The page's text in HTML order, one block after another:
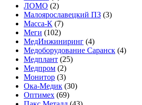
ЛОМО (2)
Малоярославецкий ПЗ (3)
Масса-К (7)
Меги (102)
МедИнжиниринг (4)
Медоборудование Саранск (4)
Медплант (25)
Медпром (2)
Монитор (3)
Ока-Медик (30)
Оптимех (69)